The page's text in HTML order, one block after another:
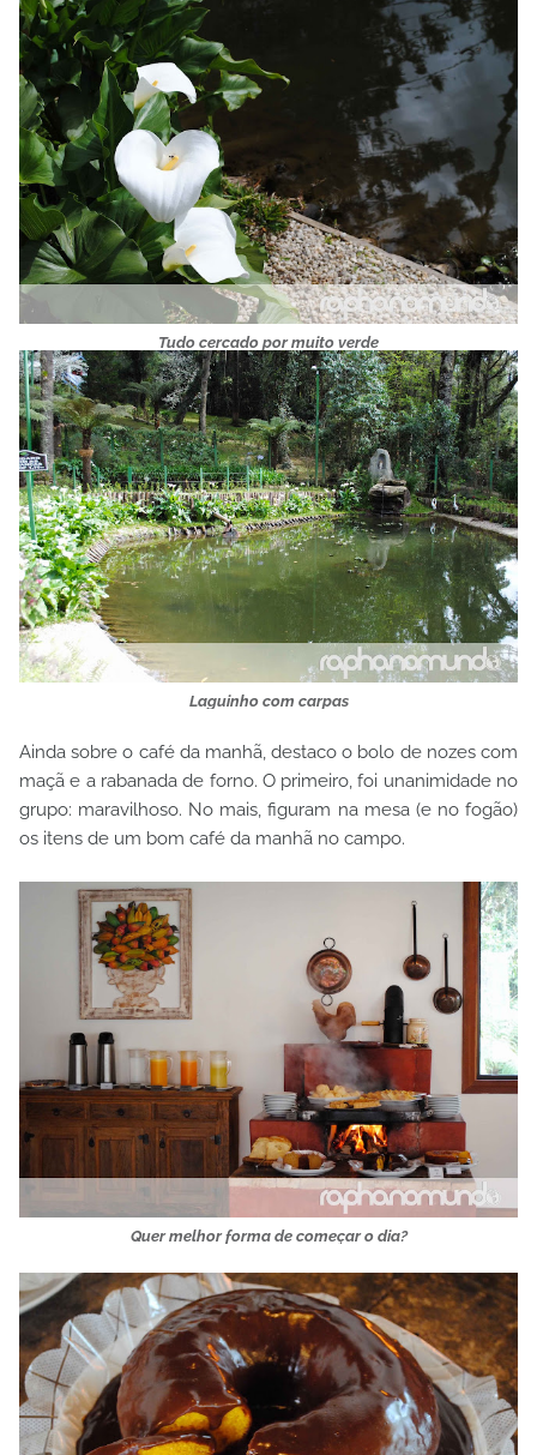
Tudo cercado por muito verde
Laguinho com carpas
Ainda sobre o café da manhã, destaco o bolo de nozes com
maçã e a rabanada de forno. O primeiro, foi unanimidade no
grupo: maravilhoso. No mais, figuram na mesa (e no fogão)
os itens de um bom café da manhã no campo.
Quer melhor forma de começar o dia?